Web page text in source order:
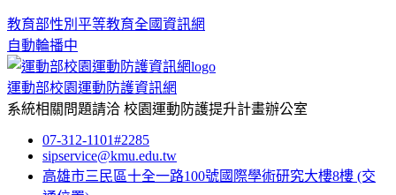
教育部性別平等教育全國資訊網
自動輪播中
運動部校園運動防護資訊網
系統相關問題請洽 校園運動防護提升計畫辦公室
07-312-1101#2285
sipservice@kmu.edu.tw
高雄市三民區十全一路100號國際學術研究大樓8樓 (交